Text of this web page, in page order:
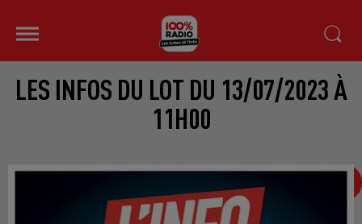
LES INFOS DU LOT DU 13/07/2023 À
11H00